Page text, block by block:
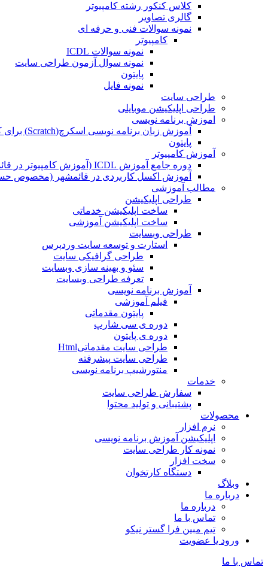
کلاس کنکور رشته کامپیوتر
گالری تصاویر
نمونه سوالات فنی و حرفه ای
کامپیوتر
نمونه سوالات ICDL
نمونه سوال آزمون طراحی سایت
پایتون
نمونه فایل
طراحی سایت
طراحی اپلیکیشن موبایلی
اموزش برنامه نویسی
آموزش زبان برنامه نویسی اسکرچ(Scratch) برای کودکان
پایتون
آموزش کامپیوتر
دوره جامع آموزش ICDL (آموزش کامپیوتر در قائمشهر)
آموزش اکسل کاربردی در قائمشهر (مخصوص
مطالب آموزشی
طراحی اپلیکیشن
ساخت اپلیکیشن خدماتی
ساخت اپلیکیشن آموزشی
طراحی وبسایت
استارت و توسعه سایت وردپرس
طراحی گرافیکی سایت
سئو و بهینه سازی وبسایت
تعرفه طراحی وبسایت
آموزش برنامه نویسی
فیلم آموزشی
پایتون مقدماتی
دوره ی سی شارپ
دوره ی پایتون
طراحی سایت مقدماتیHtml
طراحی سایت پیشرفته
منتورشیپ برنامه نویسی
خدمات
سفارش طراحی سایت
پشتیبانی و تولید محتوا
محصولات
نرم افزار
اپلیکیشن آموزش برنامه نویسی
نمونه کار طراحی سایت
سخت افزار
دستگاه کارتخوان
وبلاگ
درباره ما
درباره ما
تماس با ما
تیم مبین فرا گستر نیکو
ورود یا عضویت
تماس با ما